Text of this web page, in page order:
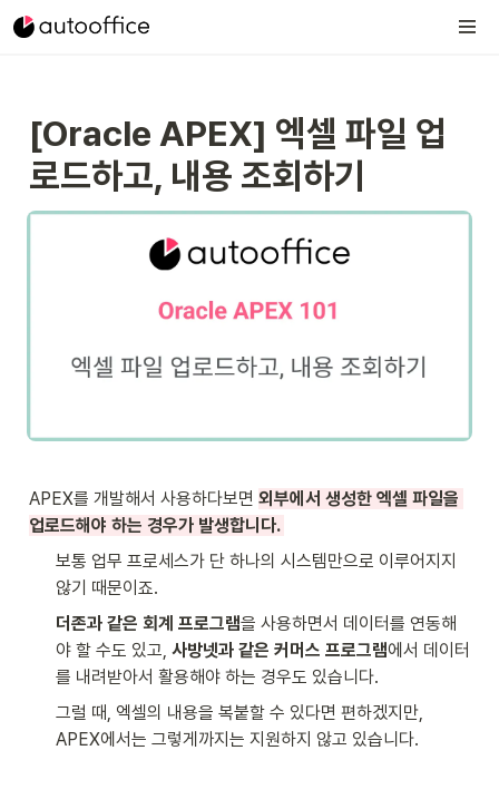
[Oracle APEX] 엑셀 파일 업
로드하고, 내용 조회하기
APEX를 개발해서 사용하다보면 외부에서 생성한 엑셀 파일을
업로드해야 하는 경우가 발생합니다.
보통 업무 프로세스가 단 하나의 시스템만으로 이루어지지
않기 때문이죠.
더존과 같은 회계 프로그램을 사용하면서 데이터를 연동해
야 할 수도 있고, 사방넷과 같은 커머스 프로그램에서 데이터
를 내려받아서 활용해야 하는 경우도 있습니다.
그럴 때, 엑셀의 내용을 복붙할 수 있다면 편하겠지만,
APEX에서는 그렇게까지는 지원하지 않고 있습니다.